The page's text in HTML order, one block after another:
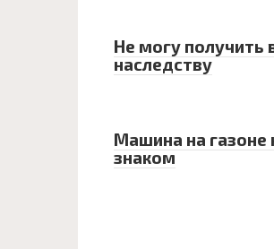
Не могу получить
наследству
Машина на газоне
знаком